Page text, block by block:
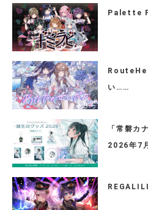
Palette
い……
「常磐カ
2026年7